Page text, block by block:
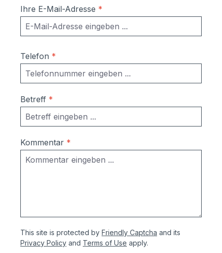
Ihre E-Mail-Adresse *
Telefon *
Betreff *
Kommentar *
This site is protected by Friendly Captcha and its
Privacy Policy and Terms of Use apply.